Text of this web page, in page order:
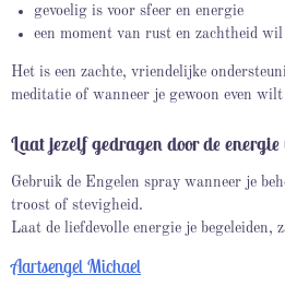
gevoelig is voor sfeer en energie
een moment van rust en zachtheid
Het is een zachte, vriendelijke
meditatie of wanneer je gewoon even
Laat jezelf gedragen door de
Gebruik de Engelen spray wanneer je
troost of stevigheid.
Laat de liefdevolle energie je begeleiden,
Aartsengel Michael